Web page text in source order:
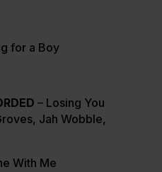
for a Boy
– Losing You
Jah Wobble,
With Me